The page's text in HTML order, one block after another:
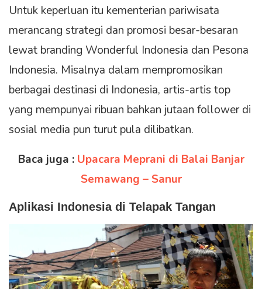
Untuk keperluan itu kementerian pariwisata
merancang strategi dan promosi besar-besaran
lewat branding Wonderful Indonesia dan Pesona
Indonesia. Misalnya dalam mempromosikan
berbagai destinasi di Indonesia, artis-artis top
yang mempunyai ribuan bahkan jutaan follower di
sosial media pun turut pula dilibatkan.
Baca juga : Upacara Meprani di Balai Banjar
Semawang – Sanur
Aplikasi Indonesia di Telapak Tangan